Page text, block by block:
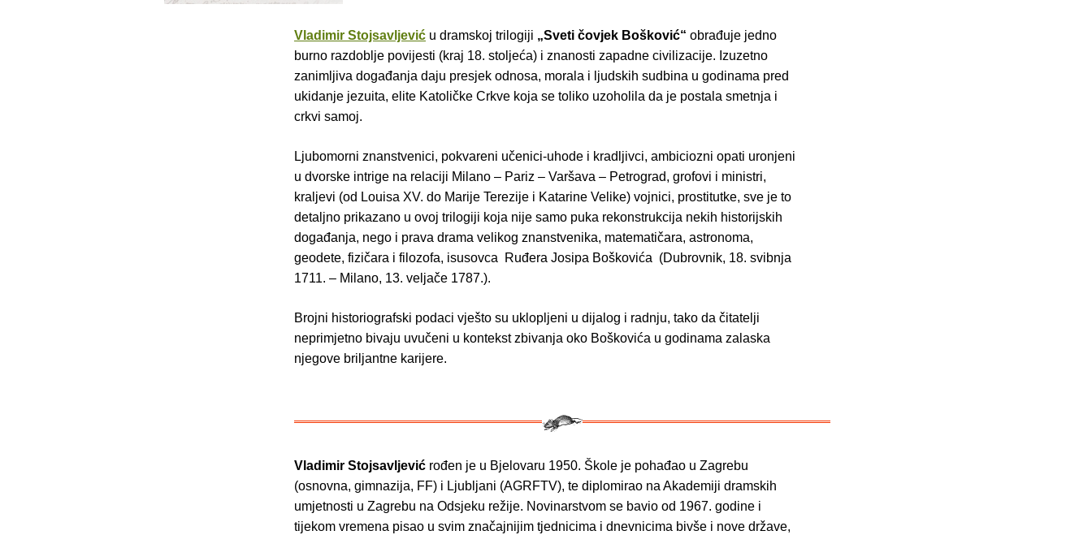
Vladimir Stojsavljević u dramskoj trilogiji „Sveti čovjek Bošković“ obrađuje jedno
burno razdoblje povijesti (kraj 18. stoljeća) i znanosti zapadne civilizacije. Izuzetno
zanimljiva događanja daju presjek odnosa, morala i ljudskih sudbina u godinama pred
ukidanje jezuita, elite Katoličke Crkve koja se toliko uzoholila da je postala smetnja i
crkvi samoj.
Ljubomorni znanstvenici, pokvareni učenici-uhode i kradljivci, ambiciozni opati uronjeni
u dvorske intrige na relaciji Milano – Pariz – Varšava – Petrograd, grofovi i ministri,
kraljevi (od Louisa XV. do Marije Terezije i Katarine Velike) vojnici, prostitutke, sve je to
detaljno prikazano u ovoj trilogiji koja nije samo puka rekonstrukcija nekih historijskih
događanja, nego i prava drama velikog znanstvenika, matematičara, astronoma,
geodete, fizičara i filozofa, isusovca Ruđera Josipa Boškovića (Dubrovnik, 18. svibnja
1711. – Milano, 13. veljače 1787.).
Brojni historiografski podaci vješto su uklopljeni u dijalog i radnju, tako da čitatelji
neprimjetno bivaju uvučeni u kontekst zbivanja oko Boškovića u godinama zalaska
njegove briljantne karijere.
Vladimir Stojsavljević rođen je u Bjelovaru 1950. Škole je pohađao u Zagrebu
(osnovna, gimnazija, FF) i Ljubljani (AGRFTV), te diplomirao na Akademiji dramskih
umjetnosti u Zagrebu na Odsjeku režije. Novinarstvom se bavio od 1967. godine i
tijekom vremena pisao u svim značajnijim tjednicima i dnevnicima bivše i nove države,